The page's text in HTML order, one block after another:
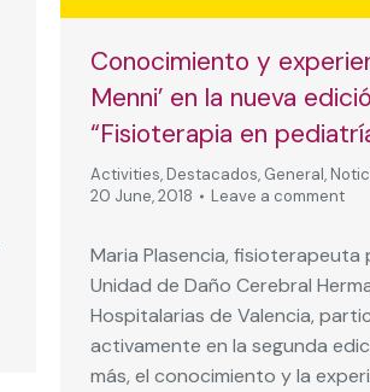
Conocimiento y
Menni’ en la nueva
“Fisioterapia en
Activities, Destacados, General,
20 June, 2018
Leave a comment
Maria Plasencia, fisioterapeuta
Unidad de Daño Cerebral
Hospitalarias de Valencia,
activamente en la segunda
más, el conocimiento y la